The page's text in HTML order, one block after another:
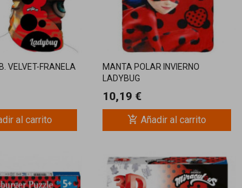
VELVET-FRANELA
al carrito
MANTA POLAR INVIERNO
LADYBUG
10,19 €
add_shopping_cart Añadir al carrito